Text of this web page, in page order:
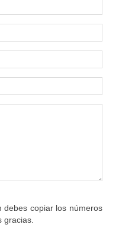
debes copiar los números
gracias.